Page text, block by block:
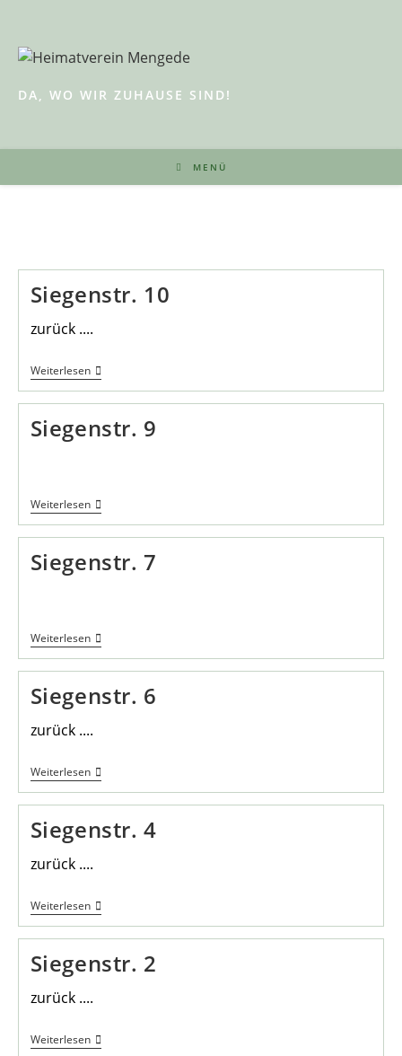
springen
DA, WO WIR ZUHAUSE SIND!
MENÜ
Siegenstr. 10
zurück ....
WeiterlesenSiegenstr.
10
Siegenstr. 9
WeiterlesenSiegenstr.
9
Siegenstr. 7
WeiterlesenSiegenstr.
7
Siegenstr. 6
zurück ....
WeiterlesenSiegenstr.
6
Siegenstr. 4
zurück ....
WeiterlesenSiegenstr.
4
Siegenstr. 2
zurück ....
WeiterlesenSiegenstr.